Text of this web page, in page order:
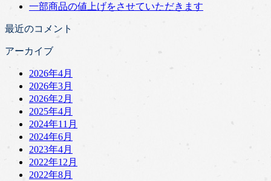
一部商品の値上げをさせていただきます
最近のコメント
アーカイブ
2026年4月
2026年3月
2026年2月
2025年4月
2024年11月
2024年6月
2023年4月
2022年12月
2022年8月